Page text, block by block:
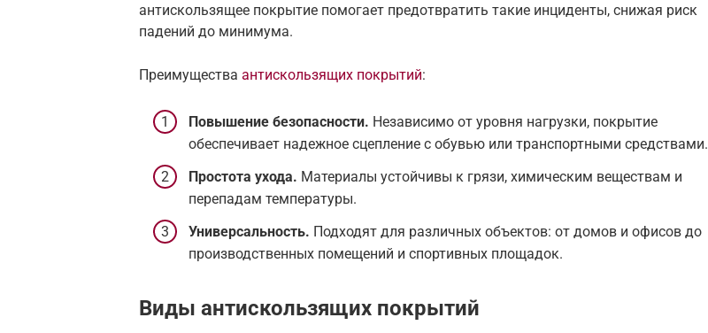
антискользящее покрытие помогает предотвратить такие инциденты, снижая риск
падений до минимума.
Преимущества антискользящих покрытий:
Повышение безопасности. Независимо от уровня нагрузки, покрытие
обеспечивает надежное сцепление с обувью или транспортными средствами.
Простота ухода. Материалы устойчивы к грязи, химическим веществам и
перепадам температуры.
Универсальность. Подходят для различных объектов: от домов и офисов до
производственных помещений и спортивных площадок.
Виды антискользящих покрытий